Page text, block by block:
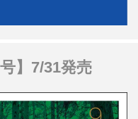
】7/31発売